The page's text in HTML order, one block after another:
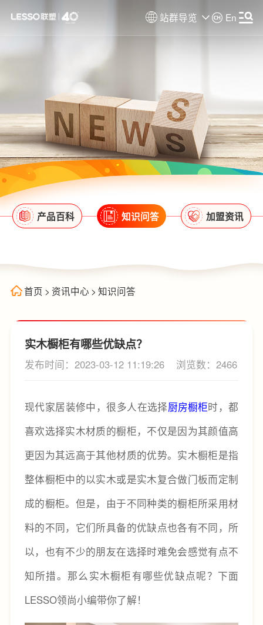
站群导览 En
产品百科 知识问答 加盟资讯
首页 > 资讯中心 > 知识问答
实木橱柜有哪些优缺点？
发布时间：2023-03-12 11:19:26 浏览数：2466
现代家居装修中，很多人在选择厨房橱柜时，都
喜欢选择实木材质的橱柜，不仅是因为其颜值高
更因为其远高于其他材质的优势。实木橱柜是指
整体橱柜中的以实木或是实木复合做门板而定制
成的橱柜。但是，由于不同种类的橱柜所采用材
料的不同，它们所具备的优缺点也各有不同，所
以，也有不少的朋友在选择时难免会感觉有点不
知所措。那么实木橱柜有哪些优缺点呢？下面
LESSO领尚小编带你了解！